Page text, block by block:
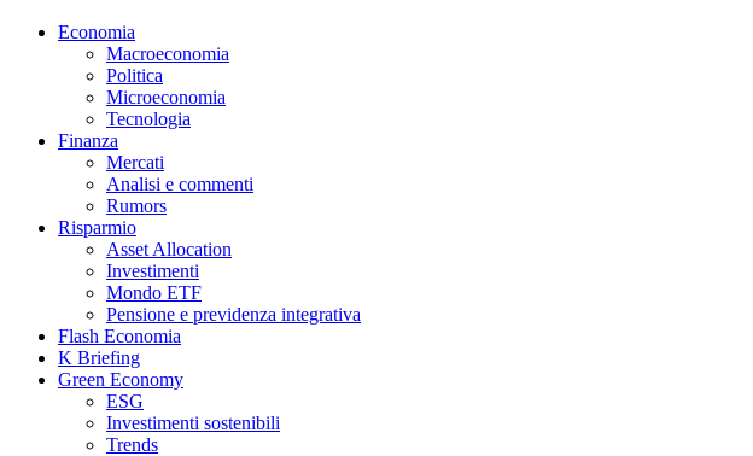
Economia
Macroeconomia
Politica
Microeconomia
Tecnologia
Finanza
Mercati
Analisi e commenti
Rumors
Risparmio
Asset Allocation
Investimenti
Mondo ETF
Pensione e previdenza integrativa
Flash Economia
K Briefing
Green Economy
ESG
Investimenti sostenibili
Trends